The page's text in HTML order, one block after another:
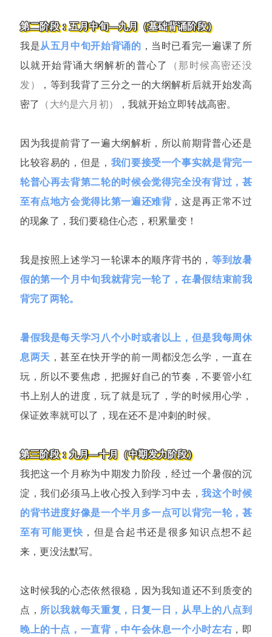
第二阶段：五月中旬—九月（基础背诵阶段）
我是从五月中旬开始背诵的 ，当时已看完一遍课了所
以就开始背诵大纲解析的普心了
（那时候高密还没
发）
，等到我背了三分之一的大纲解析后就开始发高
密了
（大约是六月初） ，我就开始立即转战高密。
因为我提前背了一遍大纲解析，所以前期背普心还是
比较容易的，但是， 我们要接受一个事实就是背完一
轮普心再去背第二轮的时候会觉得完全没有背过，甚
至有点地方会觉得比第一遍还难背，这是再正常不过
的现象了，我们要稳住心态，积累量变！
我是按照上述学习一轮课本的顺序背书的， 等到放暑
假的第一个月中旬我就背完一轮了，在暑假结束前我
背完了两轮。
暑假我是每天学习八个小时或者以上，但是我每周休
息两天 ，甚至在快开学的前一周都没怎么学，一直在
玩，所以不要焦虑，把握好自己的节奏，不要管小红
书上别人的进度，玩了就是玩了，学的时候用心学，
保证效率就可以了，现在还不是冲刺的时候。
第三阶段：九月—十月（中期发力阶段）
我把这一个月称为中期发力阶段，经过一个暑假的沉
淀，我们必须马上收心投入到学习中去，我这个时候
的背书进度好像是一个半月多一点可以背完一轮，甚
至有可能更快 ，但是合起书还是很多知识点想不起
来，更没法默写。
这时候我的心态依然很稳，因为我知道还不到质变的
点， 所以我就每天重复，日复一日，从早上的八点到
晚上的十点，一直背，中午会休息一个小时左右 ，即